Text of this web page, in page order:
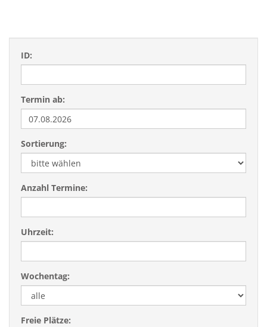
ID:
Termin ab:
Sortierung:
Anzahl Termine:
Uhrzeit:
Wochentag:
Freie Plätze: